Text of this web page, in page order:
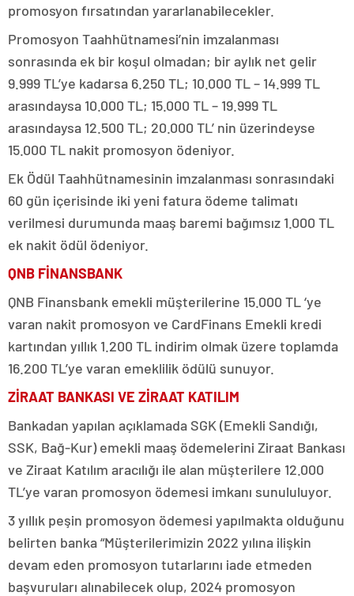
promosyon fırsatından yararlanabilecekler.
Promosyon Taahhütnamesi’nin imzalanması
sonrasında ek bir koşul olmadan; bir aylık net gelir
9.999 TL’ye kadarsa 6.250 TL; 10.000 TL – 14.999 TL
arasındaysa 10.000 TL; 15.000 TL – 19.999 TL
arasındaysa 12.500 TL; 20.000 TL’ nin üzerindeyse
15.000 TL nakit promosyon ödeniyor.
Ek Ödül Taahhütnamesinin imzalanması sonrasındaki
60 gün içerisinde iki yeni fatura ödeme talimatı
verilmesi durumunda maaş baremi bağımsız 1.000 TL
ek nakit ödül ödeniyor.
QNB FİNANSBANK
QNB Finansbank emekli müşterilerine 15.000 TL ‘ye
varan nakit promosyon ve CardFinans Emekli kredi
kartından yıllık 1.200 TL indirim olmak üzere toplamda
16.200 TL’ye varan emeklilik ödülü sunuyor.
ZİRAAT BANKASI VE ZİRAAT KATILIM
Bankadan yapılan açıklamada SGK (Emekli Sandığı,
SSK, Bağ-Kur) emekli maaş ödemelerini Ziraat Bankası
ve Ziraat Katılım aracılığı ile alan müşterilere 12.000
TL’ye varan promosyon ödemesi imkanı sunululuyor.
3 yıllık peşin promosyon ödemesi yapılmakta olduğunu
belirten banka “Müşterilerimizin 2022 yılına ilişkin
devam eden promosyon tutarlarını iade etmeden
başvuruları alınabilecek olup, 2024 promosyon